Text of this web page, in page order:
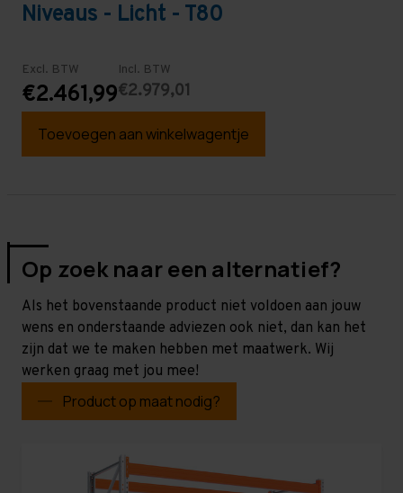
Niveaus - Licht - T80
Excl. BTW
€2.461,99
Incl. BTW
€2.979,01
Toevoegen aan winkelwagentje
Op zoek naar een alternatief?
Als het bovenstaande product niet voldoen aan jouw
wens en onderstaande adviezen ook niet, dan kan het
zijn dat we te maken hebben met maatwerk. Wij
werken graag met jou mee!
Product op maat nodig?